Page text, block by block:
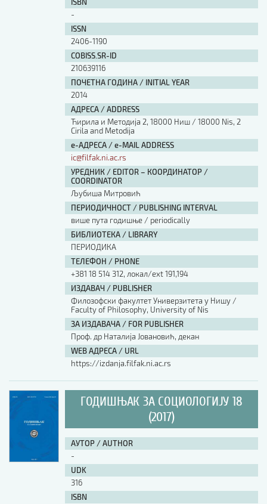
-
ISSN
2406-1190
COBISS.SR-ID
210639116
ПОЧЕТНА ГОДИНА / INITIAL YEAR
2014
АДРЕСА / ADDRESS
Ћирила и Методија 2, 18000 Ниш / 18000 Nis, 2
Cirila and Metodija
е-АДРЕСА / e-MAIL ADDRESS
ic@filfak.ni.ac.rs
УРЕДНИК / EDITOR – КООРДИНАТОР /
COORDINATOR
Љубиша Митровић
ПЕРИОДИЧНОСТ / PUBLISHING INTERVAL
више пута годишње / periodically
БИБЛИОТЕКА / LIBRARY
ПЕРИОДИКА
ТЕЛЕФОН / PHONE
+381 18 514 312, локал/ext 191,194
ИЗДАВАЧ / PUBLISHER
Филозофски факултет Универзитета у Нишу /
Faculty of Philosophy, University of Nis
ЗА ИЗДАВАЧА / FOR PUBLISHER
Проф. др Наталија Јовановић, декан
WEB АДРЕСА / URL
https://izdanja.filfak.ni.ac.rs
ГОДИШЊАК ЗА СОЦИОЛОГИЈУ 18
(2017)
АУТОР / AUTHOR
-
UDK
316
ISBN